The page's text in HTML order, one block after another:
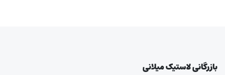
بازرگانی لاستیک میلانی